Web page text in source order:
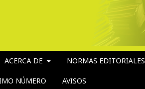
ACERCA DE NORMAS EDITORIALES
NÚMERO AVISOS